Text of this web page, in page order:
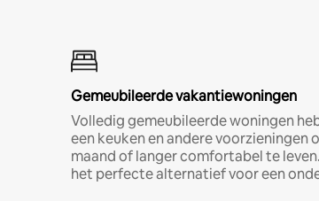
Gemeubileerde vakantiewoningen
Volledig gemeubileerde woningen
een keuken en andere voorzieningen
maand of langer comfortabel te
het perfecte alternatief voor een